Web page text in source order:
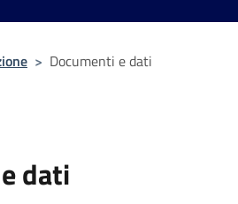
> Documenti e dati
dati